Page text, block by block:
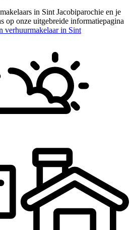
in Sint Jacobiparochie en je
op onze uitgebreide informatiepagina
verhuurmakelaar in Sint